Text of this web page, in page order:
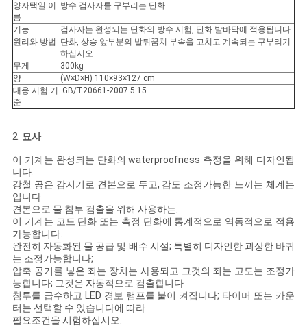
용
문
을
요
세
요
사
이
트
양자택일 이
름
방수 검사자를 구부리는 단화
기능
검사자는 완성되는 단화의 방수 시험, 단화 발바닥에 적용됩니다
원리와 방법
단화, 상승 앞부분의 발뒤꿈치 부속을 고치고 계속되는 구부리기
하십시오
무게
300kg
양
(W×D×H) 110×93×127 cm
대응 시험 기
준
GB/T20661-2007 5.15
2. 묘사
이 기계는 완성되는 단화의 waterproofness 측정을 위해 디자인됩
니다.
강철 공은 감지기로 견본으로 두고, 감도 조정가능한 느끼는 체계는
입니다
견본으로 물 침투 검출을 위해 사용하는.
이 기계는 코드 단화 또는 측정 단화에 통계적으로 역동적으로 적용
가능합니다.
완전히 자동화된 물 공급 및 배수 시설; 특별히 디자인한 괴상한 바퀴
는 조정가능합니다;
압축 공기를 넣은 죄는 장치는 사용되고 그것의 죄는 고도는 조정가
능합니다; 그것은 자동적으로 검출합니다
침투를 급수하고 LED 경보 램프를 불이 켜집니다; 타이머 또는 카운
터는 선택할 수 있습니다에 따라
필요조건을 시험하십시오.